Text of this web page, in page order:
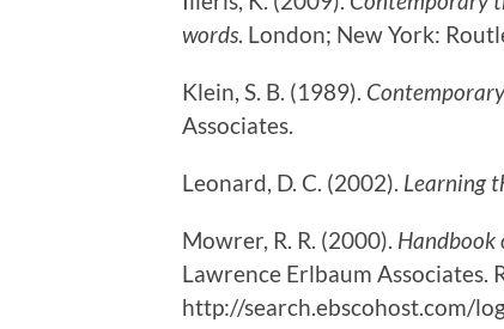
words. London; New York:
Klein, S. B. (1989).
Associates.
Leonard, D. C. (2002). Learning
Mowrer, R. R. (2000). Handbook
Lawrence Erlbaum Associates.
http://search.ebscohost.com/